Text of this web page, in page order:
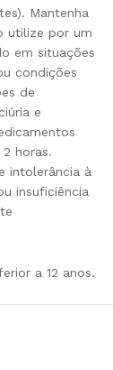
Mantenha
utilize por um
em situações
condições
de
e
horas.
intolerância à
insuficiência
a 12 anos.